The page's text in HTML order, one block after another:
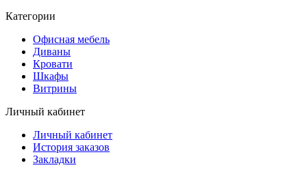
Категории
Офисная мебель
Диваны
Кровати
Шкафы
Витрины
Личный кабинет
Личный кабинет
История заказов
Закладки